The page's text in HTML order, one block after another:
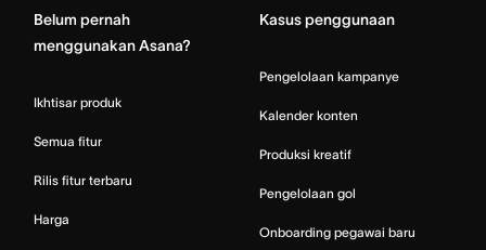
Belum pernah
menggunakan Asana?
Ikhtisar produk
Semua fitur
Rilis fitur terbaru
Harga
Kasus penggunaan
Pengelolaan kampanye
Kalender konten
Produksi kreatif
Pengelolaan gol
Onboarding pegawai baru